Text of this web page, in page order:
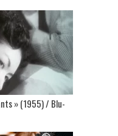
» (1955) / Blu-